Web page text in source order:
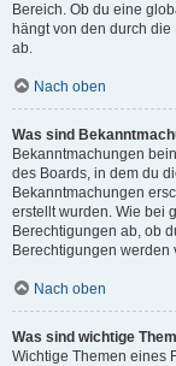
Bereich. Ob du eine
hängt von den durch
ab.
Nach oben
Was sind
Bekanntmachungen
des Boards, in dem du
Bekanntmachungen
erstellt wurden. Wie bei
Berechtigungen ab, ob
Berechtigungen
Nach oben
Was sind wichtige
Wichtige Themen eines